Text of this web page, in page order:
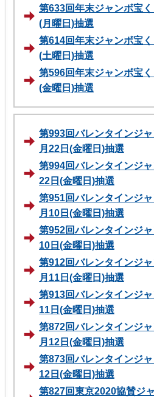
第633回年末ジャンボ宝
(月曜日)抽選
第614回年末ジャンボ宝
(土曜日)抽選
第596回年末ジャンボ宝
(金曜日)抽選
第993回バレンタインジ
月22日(金曜日)抽選
第994回バレンタインジ
22日(金曜日)抽選
第951回バレンタインジ
月10日(金曜日)抽選
第952回バレンタインジ
10日(金曜日)抽選
第912回バレンタインジ
月11日(金曜日)抽選
第913回バレンタインジ
11日(金曜日)抽選
第872回バレンタインジ
月12日(金曜日)抽選
第873回バレンタインジ
12日(金曜日)抽選
第827回東京2020協賛ジ